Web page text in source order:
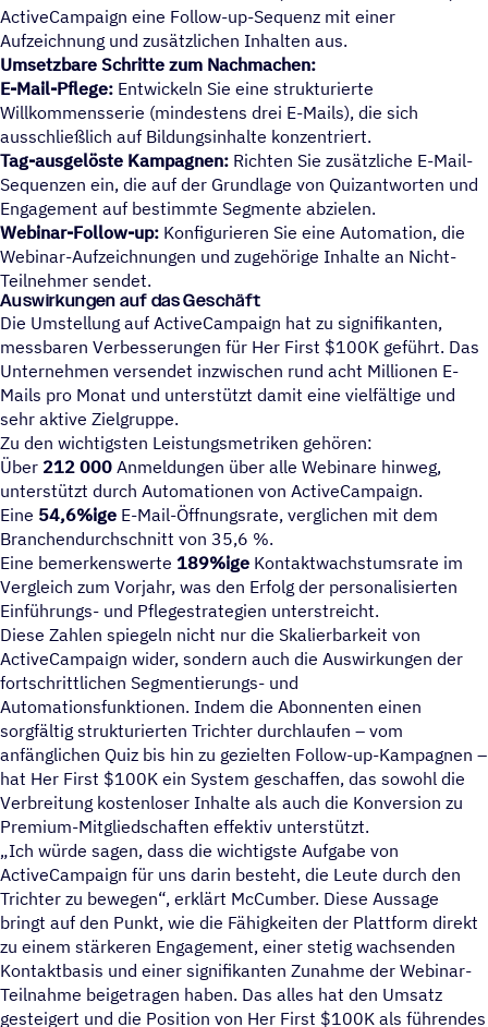
ActiveCampaign eine Follow-up-Sequenz mit einer
Aufzeichnung und zusätzlichen Inhalten aus.
Umsetzbare Schritte zum Nachmachen:
E-Mail-Pflege: Entwickeln Sie eine strukturierte
Willkommensserie (mindestens drei E-Mails), die sich
ausschließlich auf Bildungsinhalte konzentriert.
Tag-ausgelöste Kampagnen: Richten Sie zusätzliche E-Mail-
Sequenzen ein, die auf der Grundlage von Quizantworten und
Engagement auf bestimmte Segmente abzielen.
Webinar-Follow-up: Konfigurieren Sie eine Automation, die
Webinar-Aufzeichnungen und zugehörige Inhalte an Nicht-
Teilnehmer sendet.
Auswirkungen auf das Geschäft
Die Umstellung auf ActiveCampaign hat zu signifikanten,
messbaren Verbesserungen für Her First $100K geführt. Das
Unternehmen versendet inzwischen rund acht Millionen E-
Mails pro Monat und unterstützt damit eine vielfältige und
sehr aktive Zielgruppe.
Zu den wichtigsten Leistungsmetriken gehören:
Über 212 000 Anmeldungen über alle Webinare hinweg,
unterstützt durch Automationen von ActiveCampaign.
Eine 54,6%ige E-Mail-Öffnungsrate, verglichen mit dem
Branchendurchschnitt von 35,6 %.
Eine bemerkenswerte 189%ige Kontaktwachstumsrate im
Vergleich zum Vorjahr, was den Erfolg der personalisierten
Einführungs- und Pflegestrategien unterstreicht.
Diese Zahlen spiegeln nicht nur die Skalierbarkeit von
ActiveCampaign wider, sondern auch die Auswirkungen der
fortschrittlichen Segmentierungs- und
Automationsfunktionen. Indem die Abonnenten einen
sorgfältig strukturierten Trichter durchlaufen – vom
anfänglichen Quiz bis hin zu gezielten Follow-up-Kampagnen –
hat Her First $100K ein System geschaffen, das sowohl die
Verbreitung kostenloser Inhalte als auch die Konversion zu
Premium-Mitgliedschaften effektiv unterstützt.
Ich würde sagen, dass die wichtigste Aufgabe von
ActiveCampaign für uns darin besteht, die Leute durch den
Trichter zu bewegen“, erklärt McCumber. Diese Aussage
bringt auf den Punkt, wie die Fähigkeiten der Plattform direkt
zu einem stärkeren Engagement, einer stetig wachsenden
Kontaktbasis und einer signifikanten Zunahme der Webinar-
Teilnahme beigetragen haben. Das alles hat den Umsatz
gesteigert und die Position von Her First $100K als führendes